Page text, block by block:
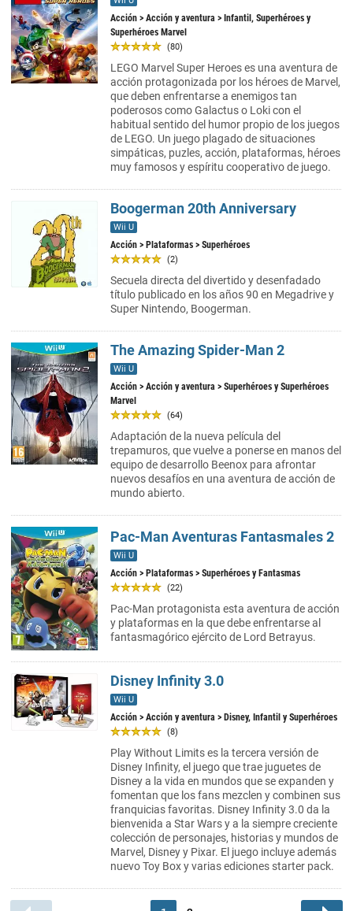
Acción > Acción y aventura > Infantil, Superhéroes y
Superhéroes Marvel
(80)
LEGO Marvel Super Heroes es una aventura de
acción protagonizada por los héroes de Marvel,
que deben enfrentarse a enemigos tan
poderosos como Galactus o Loki con el
habitual sentido del humor propio de los juegos
de LEGO. Un juego plagado de situaciones
simpáticas, puzles, acción, plataformas, héroes
muy famosos y espíritu cooperativo de juego.
Boogerman 20th Anniversary
Wii U
Acción > Plataformas > Superhéroes
(2)
Secuela directa del divertido y desenfadado
título publicado en los años 90 en Megadrive y
Super Nintendo, Boogerman.
The Amazing Spider-Man 2
Wii U
Acción > Acción y aventura > Superhéroes y Superhéroes
Marvel
(64)
Adaptación de la nueva película del
trepamuros, que vuelve a ponerse en manos del
equipo de desarrollo Beenox para afrontar
nuevos desafíos en una aventura de acción de
mundo abierto.
Pac-Man Aventuras Fantasmales 2
Wii U
Acción > Plataformas > Superhéroes y Fantasmas
(22)
Pac-Man protagonista esta aventura de acción
y plataformas en la que debe enfrentarse al
fantasmagórico ejército de Lord Betrayus.
Disney Infinity 3.0
Wii U
Acción > Acción y aventura > Disney, Infantil y Superhéroes
(8)
Play Without Limits es la tercera versión de
Disney Infinity, el juego que trae juguetes de
Disney a la vida en mundos que se expanden y
fomentan que los fans mezclen y combinen sus
franquicias favoritas. Disney Infinity 3.0 da la
bienvenida a Star Wars y a la siempre creciente
colección de personajes, historias y mundos de
Marvel, Disney y Pixar. El juego incluye además
nuevo Toy Box y varias ediciones starter pack.